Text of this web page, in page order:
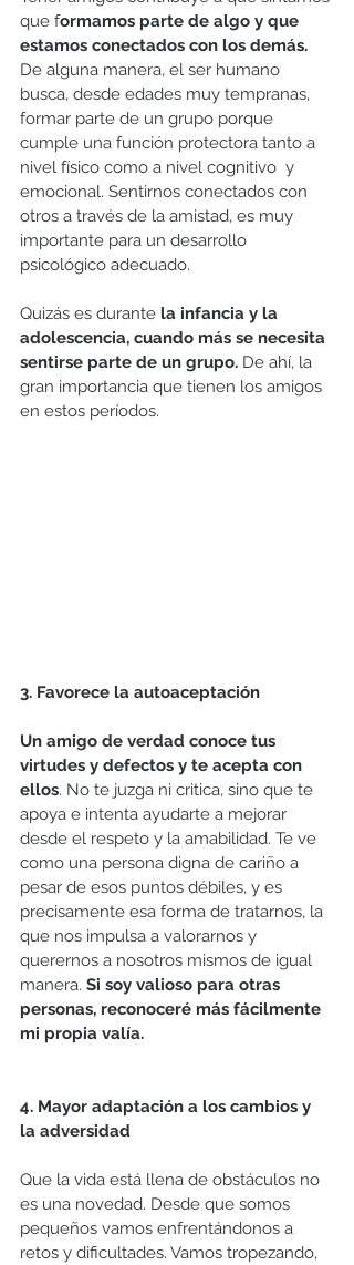
que formamos parte de algo y que
estamos conectados con los demás.
De alguna manera, el ser humano
busca, desde edades muy tempranas,
formar parte de un grupo porque
cumple una función protectora tanto a
nivel físico como a nivel cognitivo  y
emocional. Sentirnos conectados con
otros a través de la amistad, es muy
importante para un desarrollo
psicológico adecuado.
Quizás es durante la infancia y la
adolescencia, cuando más se necesita
sentirse parte de un grupo. De ahí, la
gran importancia que tienen los amigos
en estos períodos.
3. Favorece la autoaceptación
Un amigo de verdad conoce tus
virtudes y defectos y te acepta con
ellos. No te juzga ni critica, sino que te
apoya e intenta ayudarte a mejorar
desde el respeto y la amabilidad. Te ve
como una persona digna de cariño a
pesar de esos puntos débiles, y es
precisamente esa forma de tratarnos, la
que nos impulsa a valorarnos y
querernos a nosotros mismos de igual
manera. Si soy valioso para otras
personas, reconoceré más fácilmente
mi propia valía.
4. Mayor adaptación a los cambios y
la adversidad
Que la vida está llena de obstáculos no
es una novedad. Desde que somos
pequeños vamos enfrentándonos a
retos y dificultades. Vamos tropezando,